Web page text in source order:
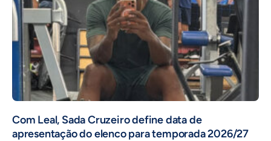
Com Leal, Sada Cruzeiro define data de
apresentação do elenco para temporada 2026/27